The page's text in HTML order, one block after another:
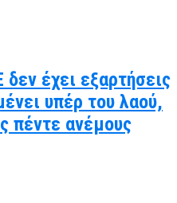
έχει εξαρτήσεις
υπέρ του λαού,
πέντε ανέμους